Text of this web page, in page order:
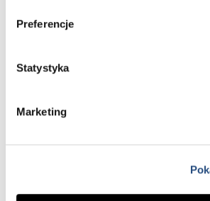
Preferencje
Statystyka
Marketing
Specjalista ds.